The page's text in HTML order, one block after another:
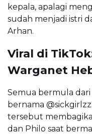
kepala, apalagi
sudah menjadi istri
Arhan.
Viral di
Warganet
Semua bermula
bernama
tersebut
dan Philo saat